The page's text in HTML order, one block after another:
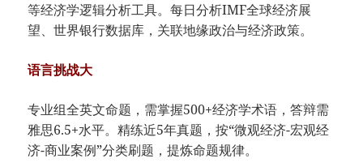
等经济学逻辑分析工具。每日分析IMF全球经济展
望、世界银行数据库，关联地缘政治与经济政策。
语言挑战大
专业组全英文命题，需掌握500+经济学术语，答辩需
雅思6.5+水平。精练近5年真题，按“微观经济-宏观经
济-商业案例”分类刷题，提炼命题规律。